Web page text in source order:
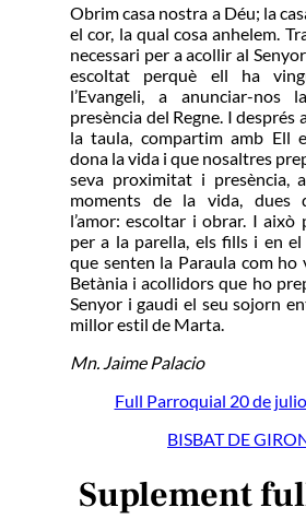
Obrim casa nostra a Déu; la
el cor, la qual cosa anhelem.
necessari per a acollir al
escoltat perquè ell ha
l’Evangeli, a anunciar-nos
presència del Regne. I després
la taula, compartim amb Ell
dona la vida i que nosaltres
seva proximitat i presència,
moments de la vida, dues
l’amor: escoltar i obrar. I això
per a la parella, els fills i en
que senten la Paraula com ho
Betània i acollidors que ho
Senyor i gaudi el seu sojorn
millor estil de Marta.
Mn. Jaime Palacio
Full Parroquial 20 de
BISBAT DE
Suplement